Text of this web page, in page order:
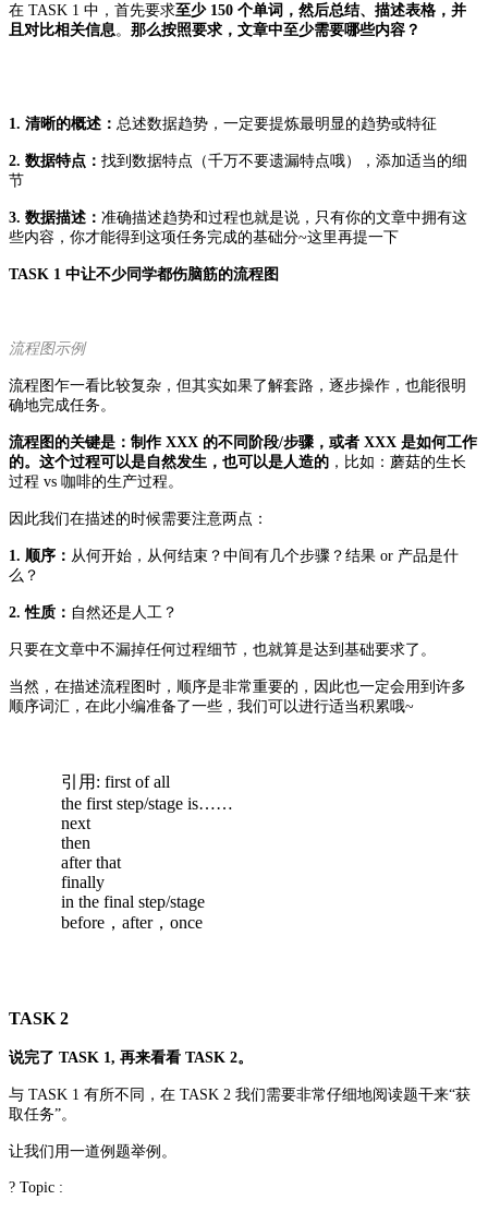
在 TASK 1 中，首先要求至少 150 个单词，然后总结、描述表格，并
且对比相关信息 。 那么按照要求，文章中至少需要哪些内容？
1. 清晰的概述： 总述数据趋势，一定要提炼最明显的趋势或特征
2. 数据特点： 找到数据特点（千万不要遗漏特点哦），添加适当的细
节
3. 数据描述： 准确描述趋势和过程也就是说，只有你的文章中拥有这
些内容，你才能得到这项任务完成的基础分~这里再提一下
TASK 1 中让不少同学都伤脑筋的流程图
流程图示例
流程图乍一看比较复杂，但其实如果了解套路，逐步操作，也能很明
确地完成任务。
流程图的关键是：制作 XXX 的不同阶段/步骤，或者 XXX 是如何工作
的。这个过程可以是自然发生，也可以是人造的 ，比如：蘑菇的生长
过程 vs 咖啡的生产过程。
因此我们在描述的时候需要注意两点：
1. 顺序： 从何开始，从何结束？中间有几个步骤？结果 or 产品是什
么？
2. 性质： 自然还是人工？
只要在文章中不漏掉任何过程细节，也就算是达到基础要求了。
当然，在描述流程图时，顺序是非常重要的，因此也一定会用到许多
顺序词汇，在此小编准备了一些，我们可以进行适当积累哦~
引用: first of all
the first step/stage is……
next
then
after that
finally
in the final step/stage
before，after，once
TASK 2
说完了 TASK 1, 再来看看 TASK 2。
与 TASK 1 有所不同，在 TASK 2 我们需要非常仔细地阅读题干来“获
取任务”。
让我们用一道例题举例。
? Topic :